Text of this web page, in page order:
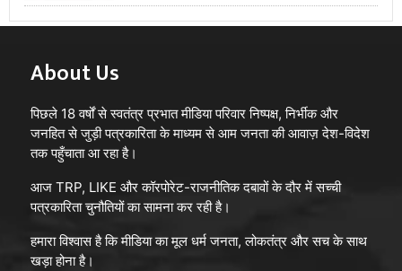
About Us
पिछले 18 वर्षों से स्वतंत्र प्रभात मीडिया परिवार निष्पक्ष, निर्भीक और
जनहित से जुड़ी पत्रकारिता के माध्यम से आम जनता की आवाज़ देश-विदेश
तक पहुँचाता आ रहा है।
आज TRP, LIKE और कॉरपोरेट-राजनीतिक दबावों के दौर में सच्ची
पत्रकारिता चुनौतियों का सामना कर रही है।
हमारा विश्वास है कि मीडिया का मूल धर्म जनता, लोकतंत्र और सच के साथ
खड़ा होना है।